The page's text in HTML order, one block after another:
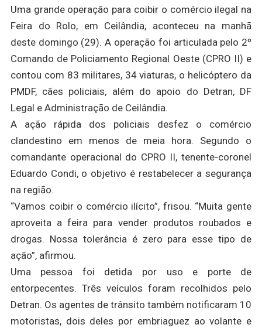
Uma grande operação para coibir o comércio ilegal na
Feira do Rolo, em Ceilândia, aconteceu na manhã
deste domingo (29). A operação foi articulada pelo 2º
Comando de Policiamento Regional Oeste (CPRO II) e
contou com 83 militares, 34 viaturas, o helicóptero da
PMDF, cães policiais, além do apoio do Detran, DF
Legal e Administração de Ceilândia.
A ação rápida dos policiais desfez o comércio
clandestino em menos de meia hora. Segundo o
comandante operacional do CPRO II, tenente-coronel
Eduardo Condi, o objetivo é restabelecer a segurança
na região.
“Vamos coibir o comércio ilícito”, frisou. “Muita gente
aproveita a feira para vender produtos roubados e
drogas. Nossa tolerância é zero para esse tipo de
ação”, afirmou.
Uma pessoa foi detida por uso e porte de
entorpecentes. Três veículos foram recolhidos pelo
Detran. Os agentes de trânsito também notificaram 10
motoristas, dois deles por embriaguez ao volante e